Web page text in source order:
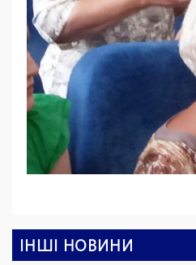
ІНШІ НОВИНИ